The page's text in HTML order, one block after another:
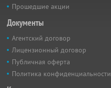
Прошедшие акции
Документы
Агентский договор
Лицензионный договор
Публичная оферта
Политика конфиденциальности